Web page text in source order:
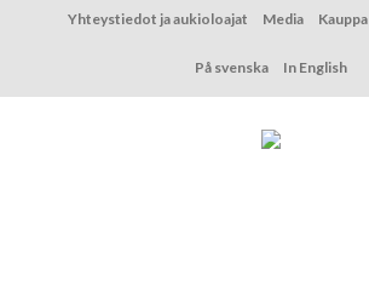
Yhteystiedot ja aukioloajat Media Kauppa
På svenska In English